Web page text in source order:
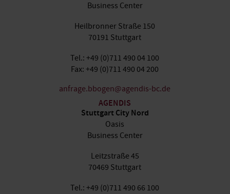
Business Center
Heilbronner Straße 150
70191 Stuttgart
Tel.: +49 (0)711 490 04 100
Fax: +49 (0)711 490 04 200
anfrage.bbogen@agendis-bc.de
AGENDIS
Stuttgart City Nord
Oasis
Business Center
Leitzstraße 45
70469 Stuttgart
Tel.: +49 (0)711 490 66 100